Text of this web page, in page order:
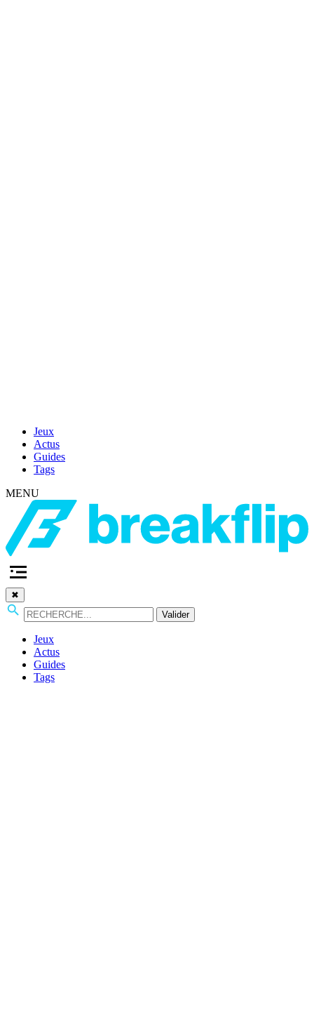
Jeux
Actus
Guides
Tags
MENU
✖
Valider
Jeux
Actus
Guides
Tags